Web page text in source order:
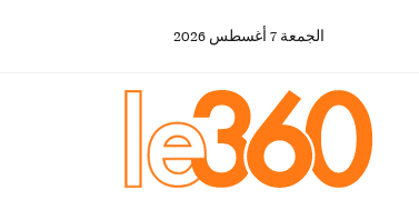
الجمعة 7 أغسطس 2026